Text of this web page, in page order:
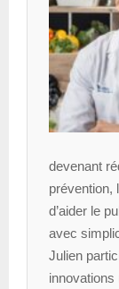
devenant
prévention,
d’aider le
avec
Julien